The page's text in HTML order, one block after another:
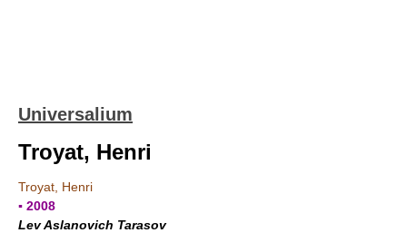
Universalium
Troyat, Henri
Troyat, Henri
▪ 2008
Lev Aslanovich Tarasov